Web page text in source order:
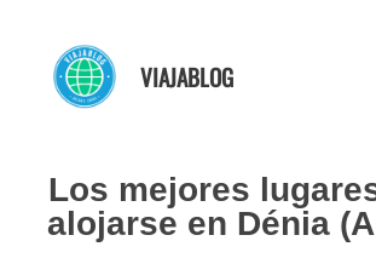
contenido
VIAJABLOG
Los mejores
alojarse en Dénia